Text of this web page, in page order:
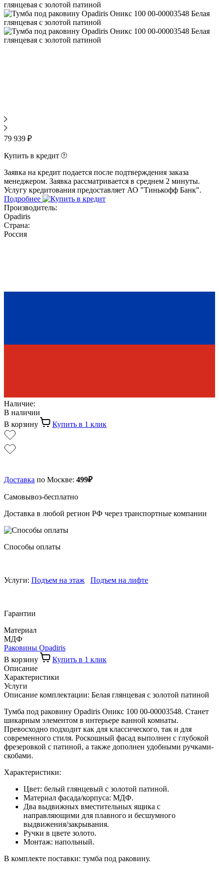
79 939 ₽
Купить в кредит
Заявка на кредит подается после подтверждения заказа
менеджером. Заявка рассматривается в среднем 2 минуты.
Услугу кредитования предоставляет АО "Тинькофф Банк".
Подробнее
Производитель:
Opadiris
Страна:
Россия
Наличие:
В наличии
В корзину
Купить в 1 клик
Доставка по Москве: 499₽
Самовывоз-бесплатно
Доставка в любой регион РФ через транспортные компании
Способы оплаты
Услуги: Подъем на этаж Подъем на лифте
Гарантии
Материал
МДФ
Раковины Opadiris
В корзину
Купить в 1 клик
Описание
Характеристики
Услуги
Описание комплектации: Белая глянцевая с золотой патиной
Тумба под раковину Opadiris Оникс 100 00-00003548. Станет
шикарным элементом в интерьере ванной комнаты.
Превосходно подходит как для классического, так и для
современного стиля. Роскошный фасад выполнен с глубокой
фрезеровкой с патиной, а также дополнен удобными ручками-
скобами.
Характеристики:
Цвет: белый глянцевый с золотой патиной.
Материал фасада/корпуса: МДФ.
Два выдвижных вместительных ящика с
направляющими для плавного и бесшумного
выдвижения/закрывания.
Ручки в цвете золото.
Монтаж: напольный.
В комплекте поставки: тумба под раковину.